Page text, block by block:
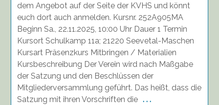
dem Angebot auf der Seite der KVHS und könnt
euch dort auch anmelden. Kursnr. 252A905MA
Beginn Sa., 22.11.2025, 10:00 Uhr Dauer 1 Termin
Kursort Schulkamp 11a; 21220 Seevetal-Maschen
Kursart Präsenzkurs Mitbringen / Materialien
Kursbeschreibung Der Verein wird nach Maßgabe
der Satzung und den Beschlüssen der
Mitgliederversammlung geführt. Das heißt, dass die
Satzung mit ihren Vorschriften die . . .